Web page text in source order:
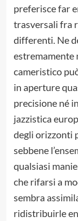
preferisce far
trasversali fra
differenti. Ne
estremamente
cameristico
in aperture
precisione né
jazzistica
degli orizzonti
sebbene
qualsiasi
che rifarsi a
sembra
ridistribuirle